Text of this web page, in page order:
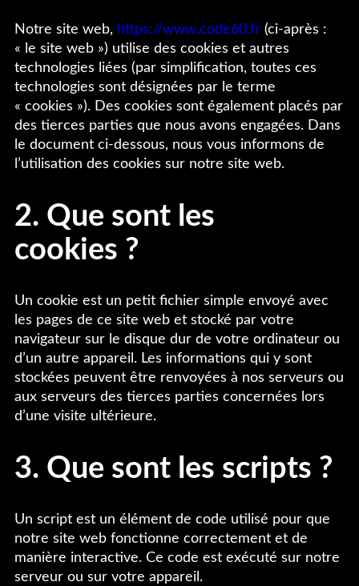
Notre site web, https://www.code60.fr (ci-après :
« le site web ») utilise des cookies et autres
technologies liées (par simplification, toutes ces
technologies sont désignées par le terme
« cookies »). Des cookies sont également placés par
des tierces parties que nous avons engagées. Dans
le document ci-dessous, nous vous informons de
l’utilisation des cookies sur notre site web.
2. Que sont les
cookies ?
Un cookie est un petit fichier simple envoyé avec
les pages de ce site web et stocké par votre
navigateur sur le disque dur de votre ordinateur ou
d’un autre appareil. Les informations qui y sont
stockées peuvent être renvoyées à nos serveurs ou
aux serveurs des tierces parties concernées lors
d’une visite ultérieure.
3. Que sont les scripts ?
Un script est un élément de code utilisé pour que
notre site web fonctionne correctement et de
manière interactive. Ce code est exécuté sur notre
serveur ou sur votre appareil.